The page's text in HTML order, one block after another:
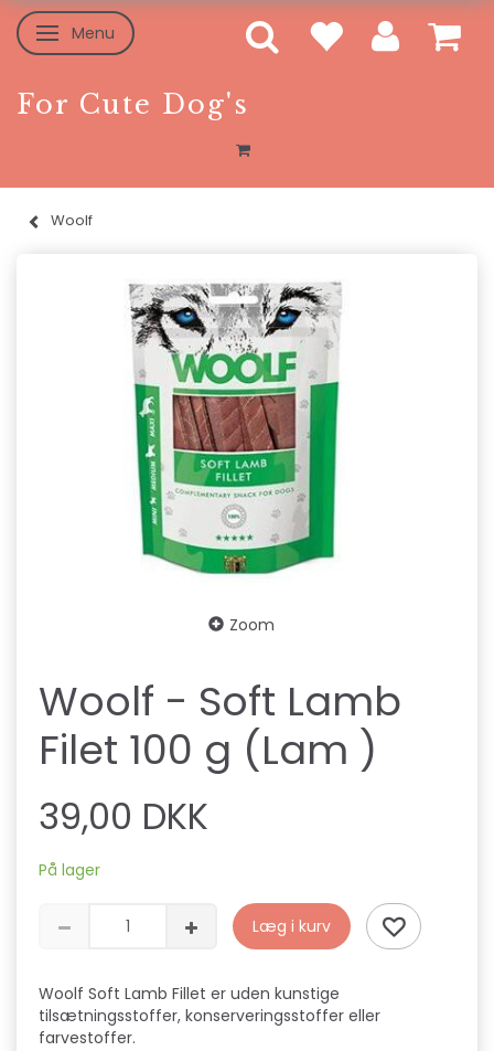
Skifte navigation
Menu
For Cute Dog's
Woolf
Zoom
Woolf - Soft Lamb
Filet 100 g (Lam )
39,00 DKK
På lager
Læg i kurv
Woolf Soft Lamb Fillet er uden kunstige
tilsætningsstoffer, konserveringsstoffer eller
farvestoffer.